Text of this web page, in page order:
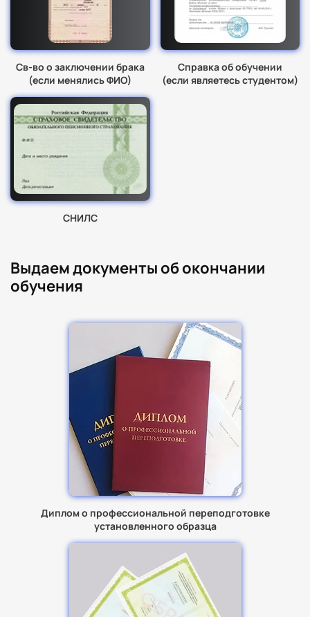
Св-во о заключении брака
(если менялись ФИО)
Справка об обучении
(если являетесь студентом)
СНИЛС
Выдаем документы об окончании
обучения
Диплом о профессиональной переподготовке
установленного образца